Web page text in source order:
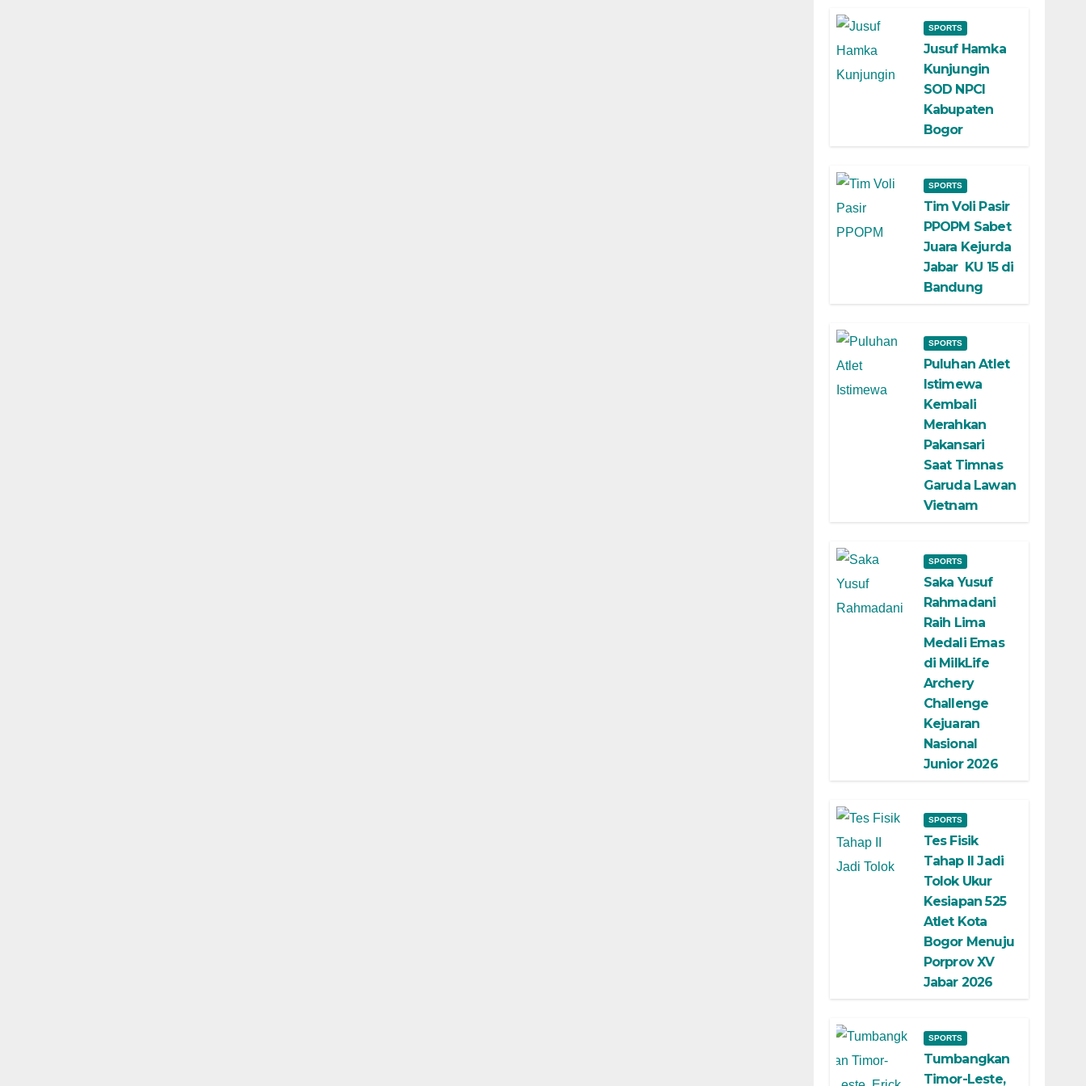
SPORTS
Jusuf Hamka
Kunjungin
SOD NPCI
Kabupaten
Bogor
SPORTS
Tim Voli Pasir
PPOPM Sabet
Juara Kejurda
Jabar KU 15 di
Bandung
SPORTS
Puluhan Atlet
Istimewa
Kembali
Merahkan
Pakansari
Saat Timnas
Garuda Lawan
Vietnam
SPORTS
Saka Yusuf
Rahmadani
Raih Lima
Medali Emas
di MilkLife
Archery
Challenge
Kejuaran
Nasional
Junior 2026
SPORTS
Tes Fisik
Tahap II Jadi
Tolok Ukur
Kesiapan 525
Atlet Kota
Bogor Menuju
Porprov XV
Jabar 2026
SPORTS
Tumbangkan
Timor-Leste,